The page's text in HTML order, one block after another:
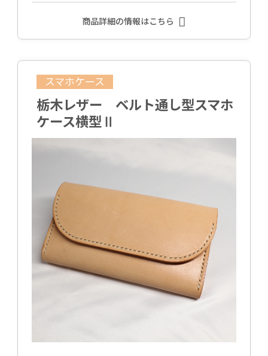
商品詳細の情報はこちら
スマホケース
栃木レザー ベルト通し型スマホ
ケース横型Ⅱ